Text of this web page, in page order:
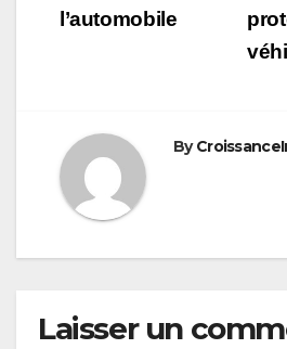
l’automobile
By
Laisser un